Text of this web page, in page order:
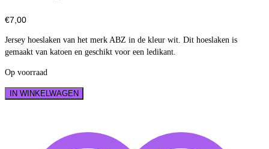
€7,00
Jersey hoeslaken van het merk ABZ in de kleur wit. Dit hoeslaken is
gemaakt van katoen en geschikt voor een ledikant.
Op voorraad
Hoeslaken
IN WINKELWAGEN